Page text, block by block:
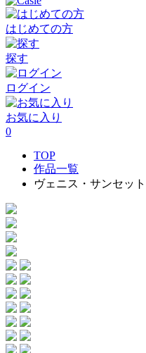
はじめての方
探す
ログイン
お気に入り
0
TOP
作品一覧
ヴェニス・サンセッ